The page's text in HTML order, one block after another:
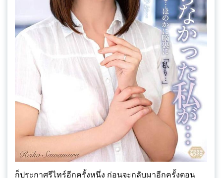
ก็ประกาศรีไทร์อีกครั้งหนึ่ง ก่อนจะกลับมาอีกครั้งตอน